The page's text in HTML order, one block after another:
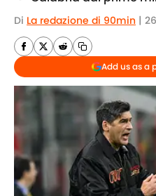
Di La redazione di 90min |
Add us as a